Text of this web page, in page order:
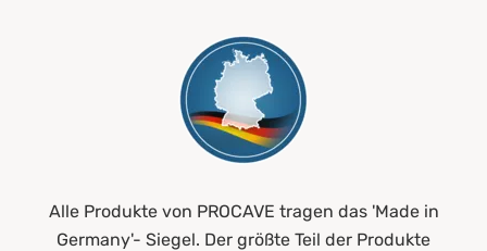
Alle Produkte von PROCAVE tragen das 'Made in
Germany'- Siegel. Der größte Teil der Produkte